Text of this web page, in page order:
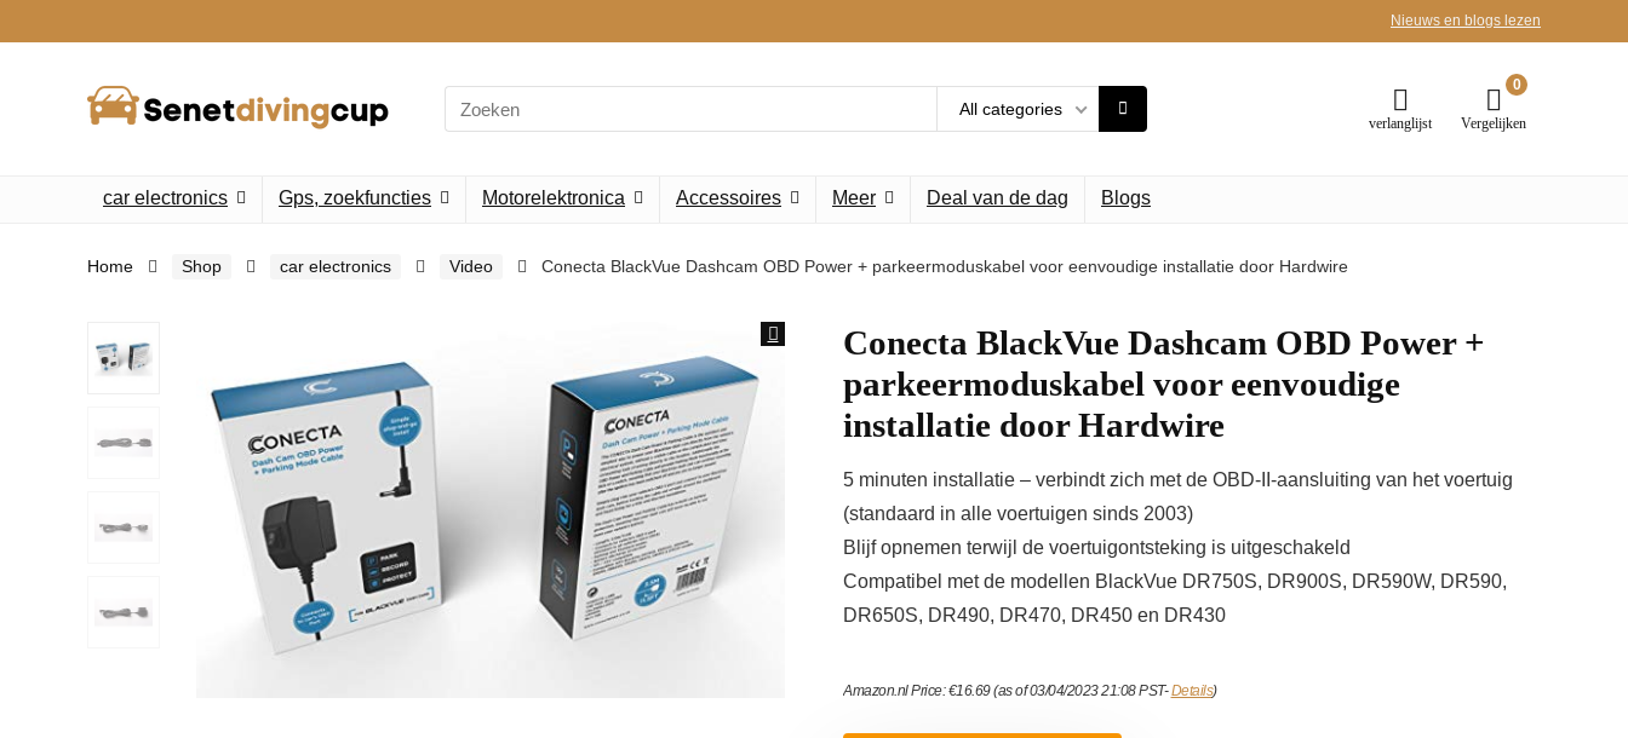
Nieuws en blogs lezen
Search
for:
All categories
verlanglijst
0
Vergelijken
car electronics Gps, zoekfuncties Motorelektronica Accessoires Meer Deal van de dag Blogs
Home Shop car electronics Video Conecta BlackVue Dashcam OBD Power + parkeermoduskabel voor eenvoudige installatie door Hardwire
Conecta BlackVue Dashcam OBD Power +
parkeermoduskabel voor eenvoudige
installatie door Hardwire
5 minuten installatie – verbindt zich met de OBD-II-aansluiting van het voertuig
(standaard in alle voertuigen sinds 2003)
Blijf opnemen terwijl de voertuigontsteking is uitgeschakeld
Compatibel met de modellen BlackVue DR750S, DR900S, DR590W, DR590,
DR650S, DR490, DR470, DR450 en DR430
Amazon.nl Price:€16.69(as of 03/04/2023 21:08 PST-Details)